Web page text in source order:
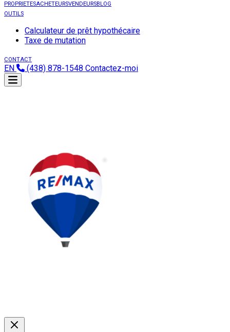
PROPRIETESACHETEURSVENDEURSBLOG
OUTILS
Calculateur de prêt hypothécaire
Taxe de mutation
CONTACT
EN (438) 878-1548 Contactez-moi